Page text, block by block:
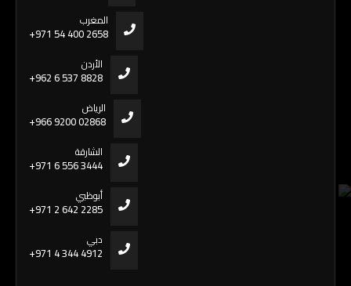
المغرب
+971 54 400 2658
الأردن
+962 6 537 8828
الرياض
+966 9200 02868
الشارقة
+971 6 556 3444
أبوظبي
+971 2 642 2285
دبي
+971 4 344 4912